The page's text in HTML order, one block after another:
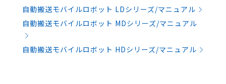
自動搬送モバイルロボット LDシリーズ/マニュアル
自動搬送モバイルロボット MDシリーズ/マニュアル
自動搬送モバイルロボット HDシリーズ/マニュアル